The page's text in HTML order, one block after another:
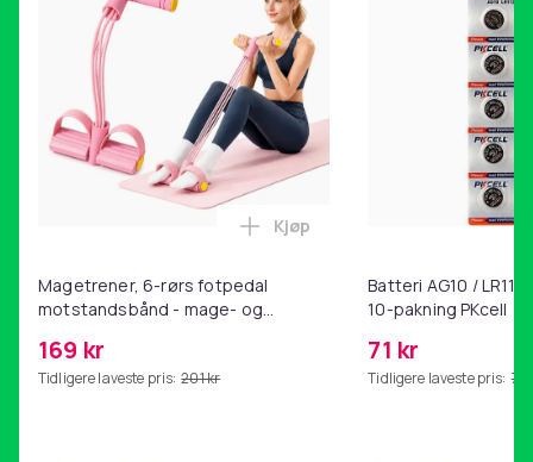
Magetrener, 6-rørs fotpedal
motstandsbånd - mage- og
hjemmegymnastikk Pink
169 kr
Tidligere laveste pris: 201 kr
Legg Magetrener, 6-rørs
Kjøp
Batteri AG10 /
10-pakning PKcell
71 kr
Tidligere laveste pris: 76